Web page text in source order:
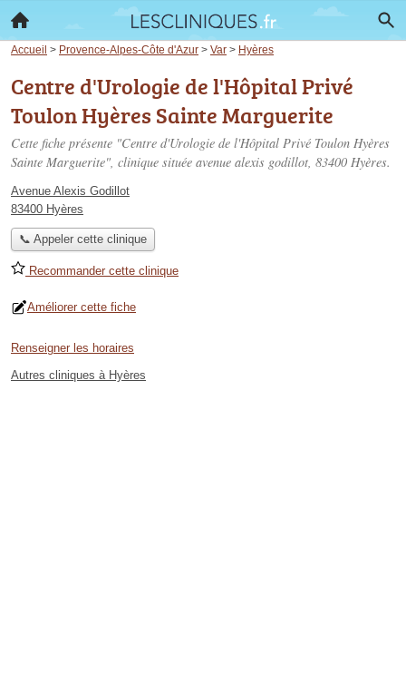
Accueil > Provence-Alpes-Côte d'Azur > Var > Hyères
Centre d'Urologie de l'Hôpital Privé
Toulon Hyères Sainte Marguerite
Cette fiche présente "Centre d'Urologie de l'Hôpital Privé Toulon Hyères
Sainte Marguerite", clinique située avenue alexis godillot, 83400 Hyères.
Avenue Alexis Godillot
83400 Hyères
📞 Appeler cette clinique
Recommander cette clinique
Améliorer cette fiche
Renseigner les horaires
Autres cliniques à Hyères